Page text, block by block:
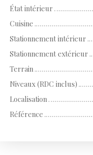
État intérieur
Cuisine
Stationnement intérieur
Stationnement extérieur
Terrain
Niveaux (RDC inclus)
Localisation
Référence